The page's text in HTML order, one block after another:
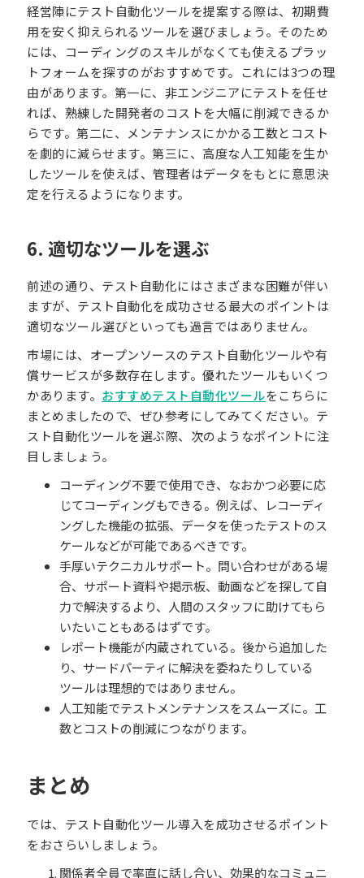
経営陣にテスト自動化ツールを提案する際は、初期費
用を安く抑えられるツールを選びましょう。そのため
には、コーディングのスキルがなくても使えるプラッ
トフォームを探すのがおすすめです。これには3つの理
由があります。第一に、非エンジニアにテストを任せ
れば、熟練した開発者のコストを大幅に削減できるか
らです。第二に、メンテナンスにかかる工数とコスト
を劇的に減らせます。第三に、高度な人工知能を生か
したツールを使えば、管理者はデータをもとに意思決
定を行えるようになります。
6. 適切なツールを選ぶ
前述の通り、テスト自動化にはさまざまな困難が伴い
ますが、テスト自動化を成功させる最大のポイントは
適切なツール選びといっても過言ではありません。
市場には、オープンソースのテスト自動化ツールや有
償サービスが多数存在します。優れたツールもいくつ
かあります。 おすすめテスト自動化ツールをこちらに
まとめましたので、ぜひ参考にしてみてください。テ
スト自動化ツールを選ぶ際、次のようなポイントに注
目しましょう。
コーディング不要で使用でき、なおかつ必要に応
じてコーディングもできる。例えば、レコーディ
ングした機能の拡張、データを使ったテストのス
ケールなどが可能であるべきです。
手厚いテクニカルサポート。問い合わせがある場
合、サポート資料や掲示板、動画などを探して自
力で解決するより、人間のスタッフに助けてもら
いたいこともあるはずです。
レポート機能が内蔵されている。後から追加した
り、サードパーティに解決を委ねたりしている
ツールは理想的ではありません。
人工知能でテストメンテナンスをスムーズに。工
数とコストの削減につながります。
まとめ
では、テスト自動化ツール導入を成功させるポイント
をおさらいしましょう。
関係者全員で率直に話し合い、効果的なコミュニ